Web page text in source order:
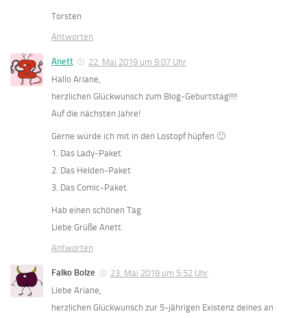
Torsten
Antworten
Anett
22. Mai 2019 um 9:07 Uhr
Hallo Ariane,
herzlichen Glückwunsch zum Blog-Geburtstag!!!!
Auf die nächsten Jahre!
Gerne würde ich mit in den Lostopf hüpfen 🙂
1. Das Lady-Paket
2. Das Helden-Paket
3. Das Comic-Paket
Hab einen schönen Tag
Liebe Grüße Anett.
Antworten
Falko Bolze
23. Mai 2019 um 5:52 Uhr
Liebe Ariane,
herzlichen Glückwunsch zur 5-jährigen Existenz deines an